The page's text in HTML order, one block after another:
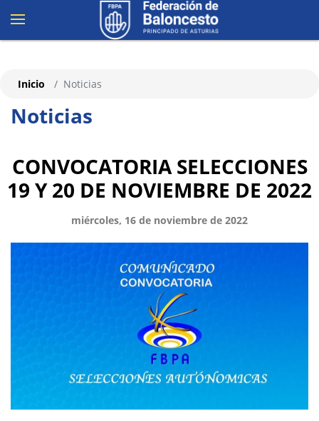
Noticias
Inicio Noticias
CONVOCATORIA SELECCIONES
19 Y 20 DE NOVIEMBRE DE 2022
miércoles, 16 de noviembre de 2022